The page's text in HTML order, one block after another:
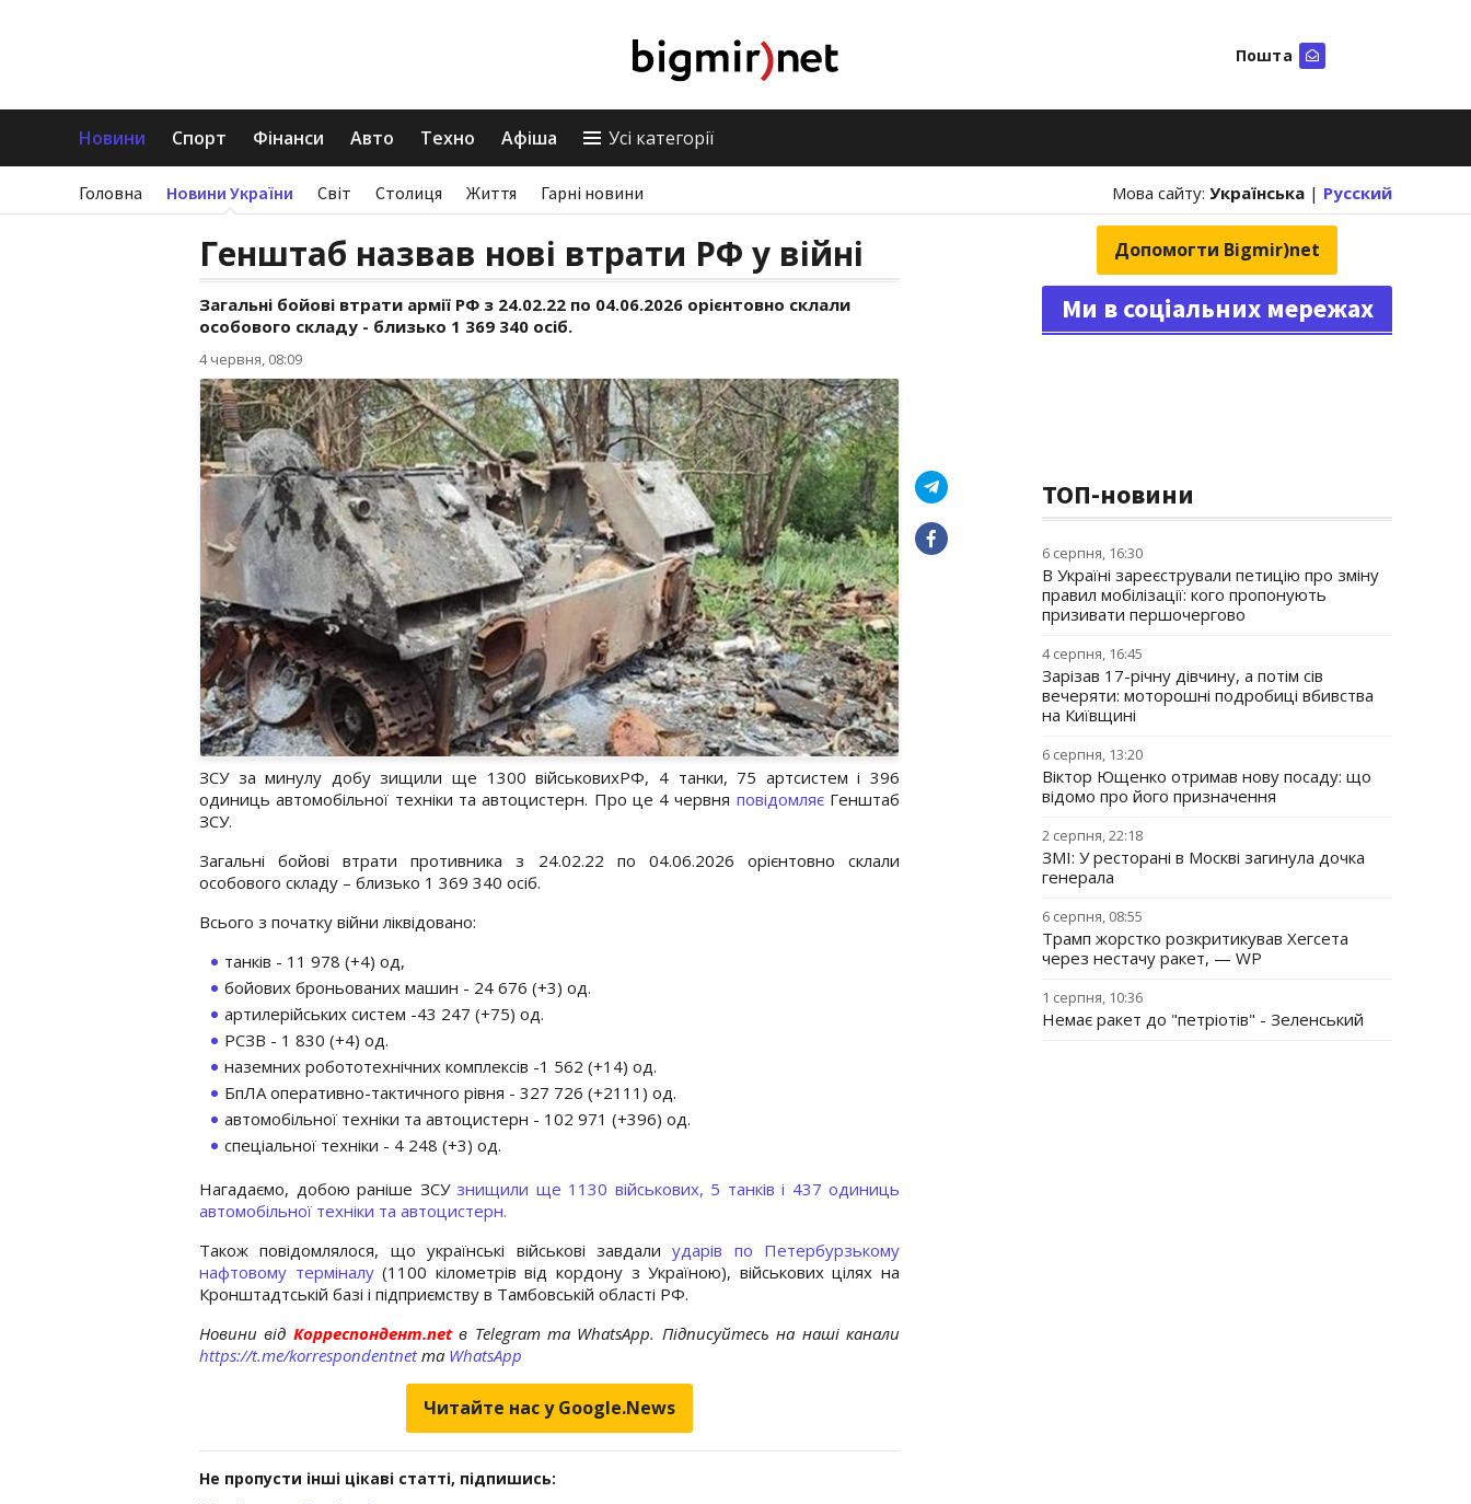
Пошта
Новини Спорт Фінанси Авто Техно Афіша Усі категорії
Головна Новини України Світ Столиця Життя Гарні новини Мова сайту: Українська | Русский
Генштаб назвав нові втрати РФ у війні
Загальні бойові втрати армії РФ з 24.02.22 по 04.06.2026 орієнтовно склали
особового складу - близько 1 369 340 осіб.
4 червня, 08:09
ЗСУ за минулу добу зищили ще 1300 військовихРФ, 4 танки, 75 артсистем і 396
одиниць автомобільної техніки та автоцистерн. Про це 4 червня повідомляє Генштаб
ЗСУ.
Загальні бойові втрати противника з 24.02.22 по 04.06.2026 орієнтовно склали
особового складу – близько 1 369 340 осіб.
Всього з початку війни ліквідовано:
танків - 11 978 (+4) од,
бойових броньованих машин - 24 676 (+3) од.
артилерійських систем -43 247 (+75) од.
РСЗВ - 1 830 (+4) од.
наземних робототехнічних комплексів -1 562 (+14) од.
БпЛА оперативно-тактичного рівня - 327 726 (+2111) од.
автомобільної техніки та автоцистерн - 102 971 (+396) од.
спеціальної техніки - 4 248 (+3) од.
Нагадаємо, добою раніше ЗСУ знищили ще 1130 військових, 5 танків і 437 одиниць
автомобільної техніки та автоцистерн.
Також повідомлялося, що українські військові завдалиударів по Петербурзькому
нафтовому терміналу(1100 кілометрів від кордону з Україною), військових цілях на
Кронштадтській базі і підприємству в Тамбовській області РФ.
Новини від Корреспондент.netв Telegram та WhatsApp. Підписуйтесь на наші канали
https://t.me/korrespondentnetта WhatsApp
Читайте нас у Google.News
Не пропусти інші цікаві статті, підпишись:
Допомогти Bigmir)net
Ми в соціальних мережах
ТОП-новини
6 серпня, 16:30
В Україні зареєстрували петицію про зміну
правил мобілізації: кого пропонують
призивати першочергово
4 серпня, 16:45
Зарізав 17-річну дівчину, а потім сів
вечеряти: моторошні подробиці вбивства
на Київщині
6 серпня, 13:20
Віктор Ющенко отримав нову посаду: що
відомо про його призначення
2 серпня, 22:18
ЗМІ: У ресторані в Москві загинула дочка
генерала
6 серпня, 08:55
Трамп жорстко розкритикував Хегсета
через нестачу ракет, — WP
1 серпня, 10:36
Немає ракет до "петріотів" - Зеленський